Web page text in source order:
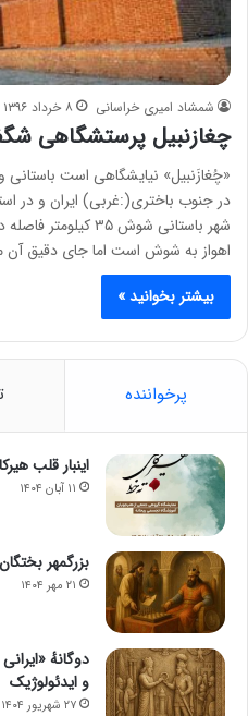
شمشاد امیری خراسانی ۸ خرداد ۱۳۹۶
چغازنبیل پرستشگاهی
در جنوب باختری(:غربی) ایران و در
شهر باستانی شوش ۳۵
اهواز به شوش است اما جای دقیق آن
بیشتر بخوانید »
پرخواننده
اینبار قلب
۱۱ آبان ۱۴۰۴
بزرگمهر
۲۱ مهر ۱۴۰۴
دوگانهٔ
و ایدئولوژیک
۲۷ شهریور ۱۴۰۴